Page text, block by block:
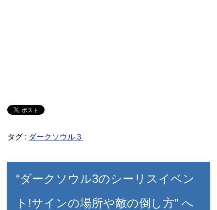
タグ : ダークソウル３
“ダークソウル3のシーリスイベン
ト!サインの場所や敵の倒し方” へ